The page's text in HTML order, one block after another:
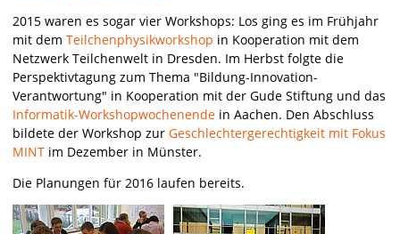
2015 waren es sogar vier Workshops: Los ging es im Frühjahr
mit dem Teilchenphysikworkshop in Kooperation mit dem
Netzwerk Teilchenwelt in Dresden. Im Herbst folgte die
Perspektivtagung zum Thema "Bildung-Innovation-
Verantwortung" in Kooperation mit der Gude Stiftung und das
Informatik-Workshopwochenende in Aachen. Den Abschluss
bildete der Workshop zur Geschlechtergerechtigkeit mit Fokus
MINT im Dezember in Münster.
Die Planungen für 2016 laufen bereits.